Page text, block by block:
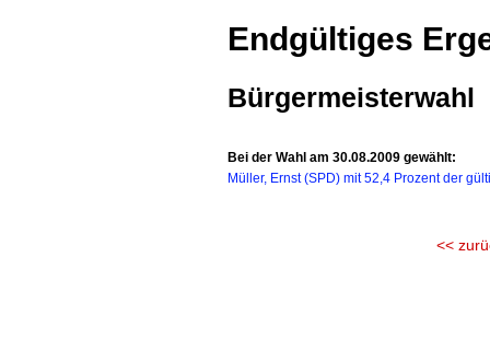
Endgültiges
Bürgermeisterwahl
Bei der Wahl am 30.08.2009 gewählt:
Müller, Ernst (SPD) mit 52,4 Prozent der
<<